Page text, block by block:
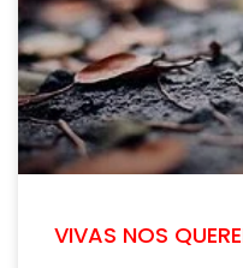
VIVAS NOS